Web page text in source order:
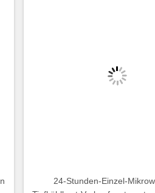
mit einem 49-Zoll-